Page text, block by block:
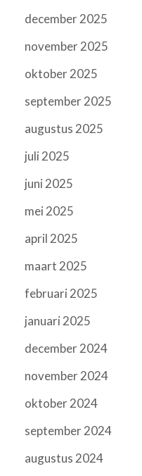
december 2025
november 2025
oktober 2025
september 2025
augustus 2025
juli 2025
juni 2025
mei 2025
april 2025
maart 2025
februari 2025
januari 2025
december 2024
november 2024
oktober 2024
september 2024
augustus 2024